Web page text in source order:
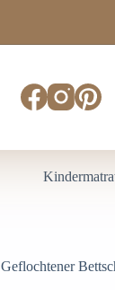
Geflochtener